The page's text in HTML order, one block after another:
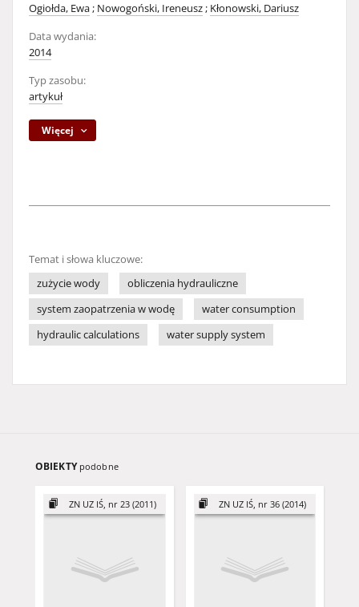
Ogiołda, Ewa; Nowogoński, Ireneusz; Kłonowski, Dariusz
Data wydania:
2014
Typ zasobu:
artykuł
Więcej
Temat i słowa kluczowe:
zużycie wody
obliczenia hydrauliczne
system zaopatrzenia w wodę
water consumption
hydraulic calculations
water supply system
OBIEKTY podobne
ZN UZ IŚ, nr 23 (2011) ZN UZ IŚ, nr 36 (2014)